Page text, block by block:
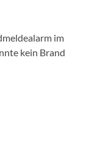
im
kein Brand